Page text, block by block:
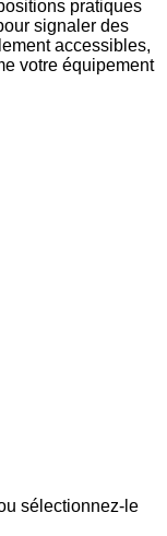
pratiques
signaler des
accessibles,
votre équipement
sélectionnez-le